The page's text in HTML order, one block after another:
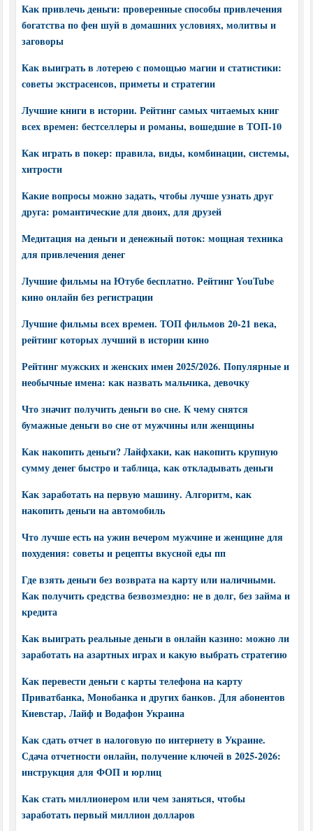
Как привлечь деньги: проверенные способы привлечения
богатства по фен шуй в домашних условиях, молитвы и
заговоры
Как выиграть в лотерею с помощью магии и статистики:
советы экстрасенсов, приметы и стратегии
Лучшие книги в истории. Рейтинг самых читаемых книг
всех времен: бестселлеры и романы, вошедшие в ТОП-10
Как играть в покер: правила, виды, комбинации, системы,
хитрости
Какие вопросы можно задать, чтобы лучше узнать друг
друга: романтические для двоих, для друзей
Медитация на деньги и денежный поток: мощная техника
для привлечения денег
Лучшие фильмы на Ютубе бесплатно. Рейтинг YouTube
кино онлайн без регистрации
Лучшие фильмы всех времен. ТОП фильмов 20-21 века,
рейтинг которых лучший в истории кино
Рейтинг мужских и женских имен 2025/2026. Популярные и
необычные имена: как назвать мальчика, девочку
Что значит получить деньги во сне. К чему снятся
бумажные деньги во сне от мужчины или женщины
Как накопить деньги? Лайфхаки, как накопить крупную
сумму денег быстро и таблица, как откладывать деньги
Как заработать на первую машину. Алгоритм, как
накопить деньги на автомобиль
Что лучше есть на ужин вечером мужчине и женщине для
похудения: советы и рецепты вкусной еды пп
Где взять деньги без возврата на карту или наличными.
Как получить средства безвозмездно: не в долг, без займа и
кредита
Как выиграть реальные деньги в онлайн казино: можно ли
заработать на азартных играх и какую выбрать стратегию
Как перевести деньги с карты телефона на карту
Приватбанка, Монобанка и других банков. Для абонентов
Киевстар, Лайф и Водафон Украина
Как сдать отчет в налоговую по интернету в Украине.
Сдача отчетности онлайн, получение ключей в 2025-2026:
инструкция для ФОП и юрлиц
Как стать миллионером или чем заняться, чтобы
заработать первый миллион долларов